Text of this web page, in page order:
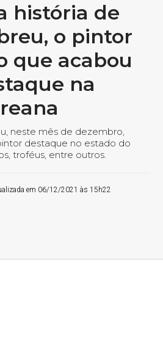
história de
o pintor
que acabou
na
neste mês de dezembro,
destaque no estado do
troféus, entre outros.
em 06/12/2021 às 15h22